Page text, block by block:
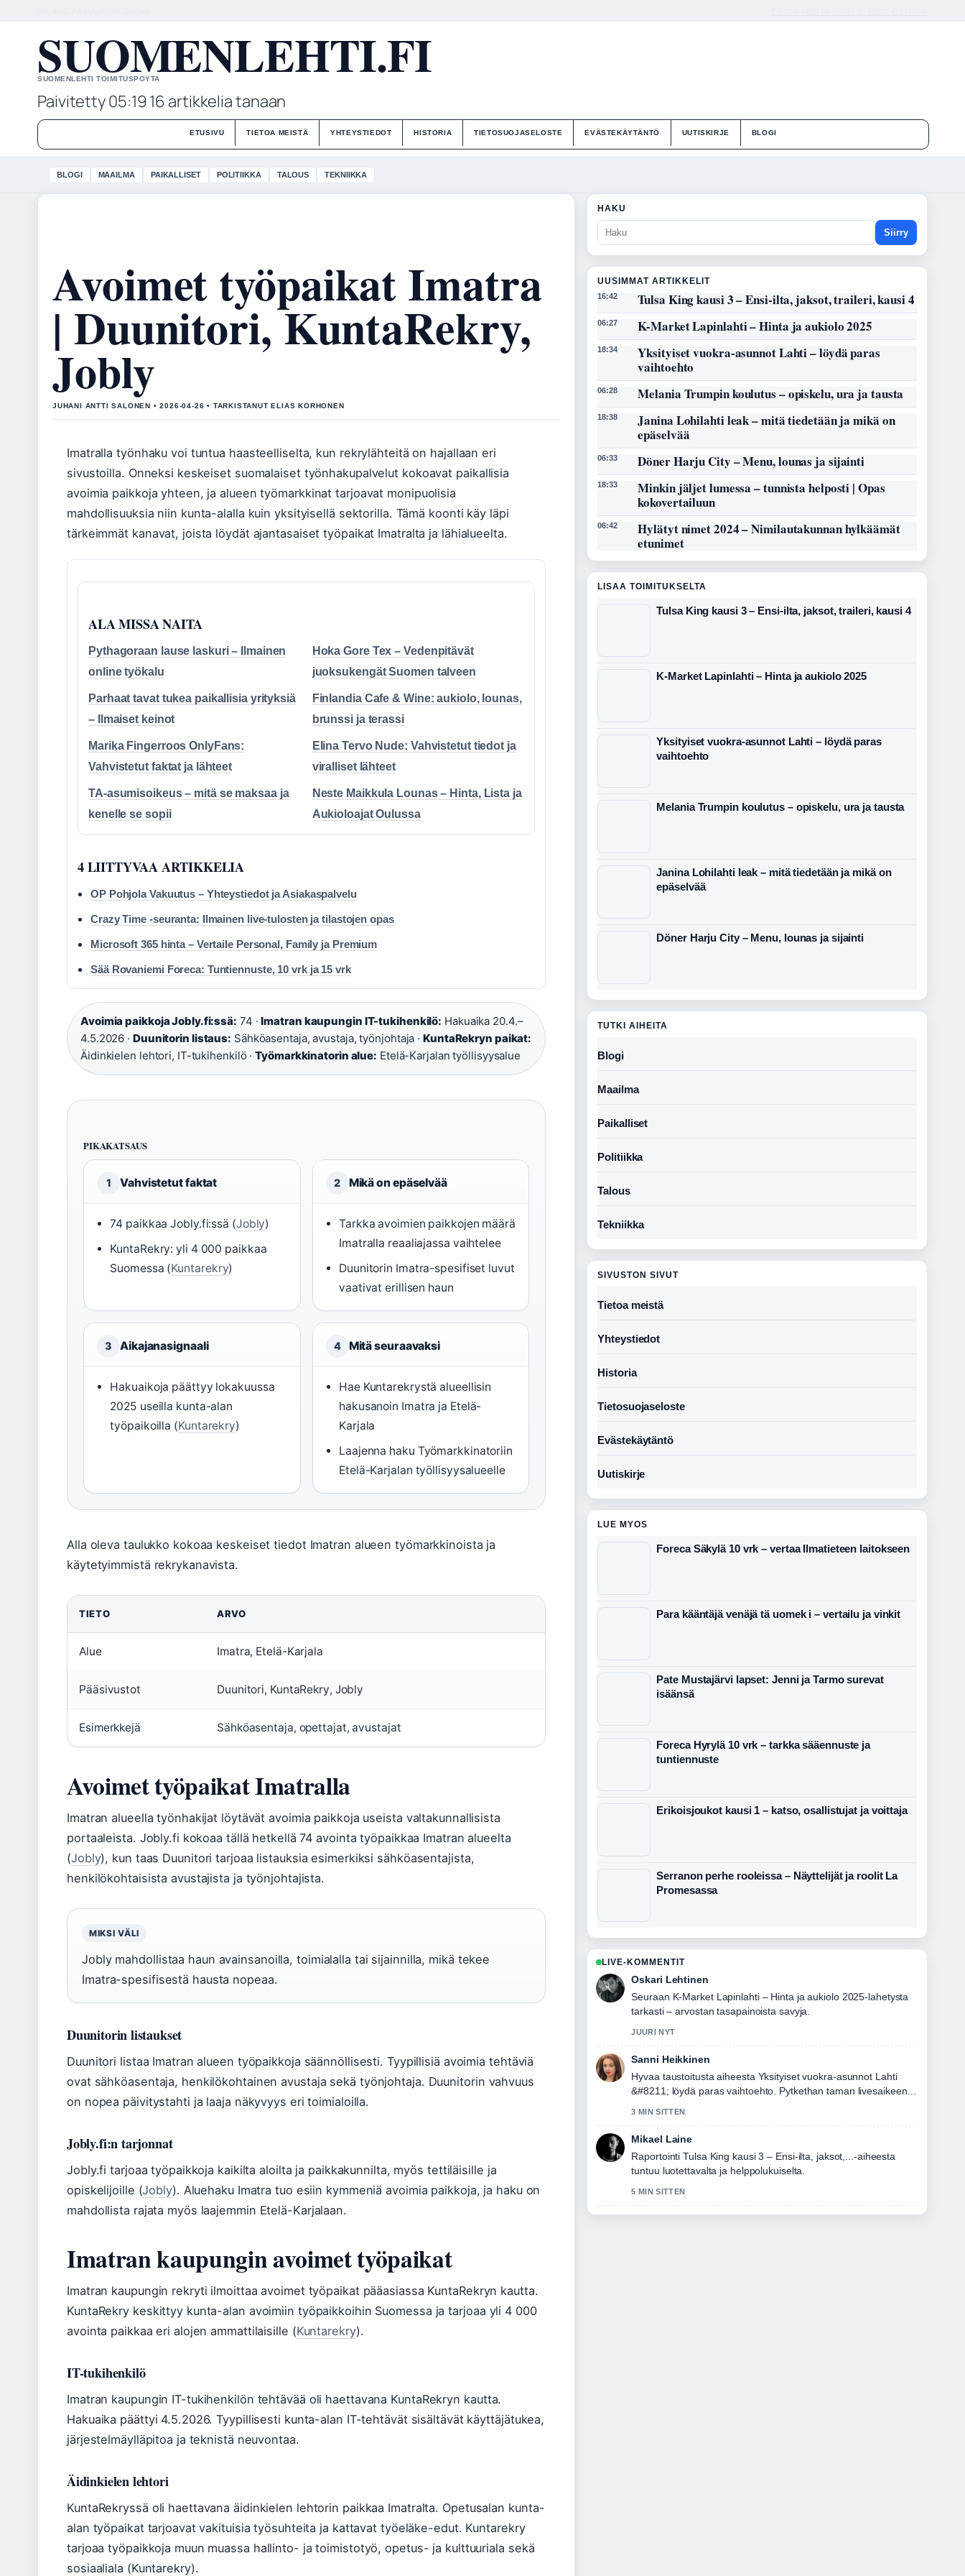
SUOMENLEHTI.FI
SUOMENLEHTI TOIMITUSPOYTA
Paivitetty 05:1916 artikkelia tanaan
ETUSIVU TIETOA MEISTÄ YHTEYSTIEDOT HISTORIA TIETOSUOJASELOSTE EVÄSTEKÄYTÄNTÖ UUTISKIRJE BLOGI
BLOGI MAAILMA PAIKALLISET POLITIIKKA TALOUS TEKNIIKKA
Avoimet työpaikat Imatra
| Duunitori, KuntaRekry,
Jobly
JUHANI ANTTI SALONEN • 2026-04-26 • TARKISTANUT ELIAS KORHONEN
Imatralla työnhaku voi tuntua haasteelliselta, kun rekrylähteitä on hajallaan eri
sivustoilla. Onneksi keskeiset suomalaiset työnhakupalvelut kokoavat paikallisia
avoimia paikkoja yhteen, ja alueen työmarkkinat tarjoavat monipuolisia
mahdollisuuksia niin kunta-alalla kuin yksityisellä sektorilla. Tämä koonti käy läpi
tärkeimmät kanavat, joista löydät ajantasaiset työpaikat Imatralta ja lähialueelta.
ALA MISSA NAITA
Pythagoraan lause laskuri – Ilmainen
online työkalu
Hoka Gore Tex – Vedenpitävät
juoksukengät Suomen talveen
Parhaat tavat tukea paikallisia yrityksiä
– Ilmaiset keinot
Finlandia Cafe & Wine: aukiolo, lounas,
brunssi ja terassi
Marika Fingerroos OnlyFans:
Vahvistetut faktat ja lähteet
Elina Tervo Nude: Vahvistetut tiedot ja
viralliset lähteet
TA-asumisoikeus – mitä se maksaa ja
kenelle se sopii
Neste Maikkula Lounas – Hinta, Lista ja
Aukioloajat Oulussa
4 LIITTYVAA ARTIKKELIA
OP Pohjola Vakuutus – Yhteystiedot ja Asiakaspalvelu
Crazy Time -seuranta: Ilmainen live-tulosten ja tilastojen opas
Microsoft 365 hinta – Vertaile Personal, Family ja Premium
Sää Rovaniemi Foreca: Tuntiennuste, 10 vrk ja 15 vrk
Avoimia paikkoja Jobly.fi:ssä: 74 ·Imatran kaupungin IT-tukihenkilö: Hakuaika 20.4.–
4.5.2026 · Duunitorin listaus: Sähköasentaja, avustaja, työnjohtaja ·KuntaRekryn paikat:
Äidinkielen lehtori, IT-tukihenkilö ·Työmarkkinatorin alue: Etelä-Karjalan työllisyysalue
PIKAKATSAUS
1 Vahvistetut faktat
74 paikkaa Jobly.fi:ssä (Jobly)
KuntaRekry: yli 4 000 paikkaa
Suomessa (Kuntarekry)
2 Mikä on epäselvää
Tarkka avoimien paikkojen määrä
Imatralla reaaliajassa vaihtelee
Duunitorin Imatra-spesifiset luvut
vaativat erillisen haun
3 Aikajanasignaali
Hakuaikoja päättyy lokakuussa
2025 useilla kunta-alan
työpaikoilla (Kuntarekry)
4 Mitä seuraavaksi
Hae Kuntarekrystä alueellisin
hakusanoin Imatra ja Etelä-
Karjala
Laajenna haku Työmarkkinatoriin
Etelä-Karjalan työllisyysalueelle
Alla oleva taulukko kokoaa keskeiset tiedot Imatran alueen työmarkkinoista ja
käytetyimmistä rekrykanavista.
TIETO ARVO
Alue Imatra, Etelä-Karjala
Pääsivustot Duunitori, KuntaRekry, Jobly
Esimerkkejä Sähköasentaja, opettajat, avustajat
Avoimet työpaikat Imatralla
Imatran alueella työnhakijat löytävät avoimia paikkoja useista valtakunnallisista
portaaleista. Jobly.fi kokoaa tällä hetkellä 74 avointa työpaikkaa Imatran alueelta
(Jobly), kun taas Duunitori tarjoaa listauksia esimerkiksi sähköasentajista,
henkilökohtaisista avustajista ja työnjohtajista.
MIKSI VÄLI
Jobly mahdollistaa haun avainsanoilla, toimialalla tai sijainnilla, mikä tekee
Imatra-spesifisestä hausta nopeaa.
Duunitorin listaukset
Duunitori listaa Imatran alueen työpaikkoja säännöllisesti. Tyypillisiä avoimia tehtäviä
ovat sähköasentaja, henkilökohtainen avustaja sekä työnjohtaja. Duunitorin vahvuus
on nopea päivitystahti ja laaja näkyvyys eri toimialoilla.
Jobly.fi:n tarjonnat
Jobly.fi tarjoaa työpaikkoja kaikilta aloilta ja paikkakunnilta, myös tettiläisille ja
opiskelijoille (Jobly). Aluehaku Imatra tuo esiin kymmeniä avoimia paikkoja, ja haku on
mahdollista rajata myös laajemmin Etelä-Karjalaan.
Imatran kaupungin avoimet työpaikat
Imatran kaupungin rekryti ilmoittaa avoimet työpaikat pääasiassa KuntaRekryn kautta.
KuntaRekry keskittyy kunta-alan avoimiin työpaikkoihin Suomessa ja tarjoaa yli 4 000
avointa paikkaa eri alojen ammattilaisille (Kuntarekry).
IT-tukihenkilö
Imatran kaupungin IT-tukihenkilön tehtävää oli haettavana KuntaRekryn kautta.
Hakuaika päättyi 4.5.2026. Tyypillisesti kunta-alan IT-tehtävät sisältävät käyttäjätukea,
järjestelmäylläpitoa ja teknistä neuvontaa.
Äidinkielen lehtori
KuntaRekryssä oli haettavana äidinkielen lehtorin paikkaa Imatralta. Opetusalan kunta-
alan työpaikat tarjoavat vakituisia työsuhteita ja kattavat työeläke-edut. Kuntarekry
tarjoaa työpaikkoja muun muassa hallinto- ja toimistotyö, opetus- ja kulttuuriala sekä
sosiaaliala (Kuntarekry).
HAKU
Siirry
UUSIMMAT ARTIKKELIT
16:42 Tulsa King kausi 3 – Ensi-ilta, jaksot, traileri, kausi 4
06:27 K-Market Lapinlahti – Hinta ja aukiolo 2025
18:34
Yksityiset vuokra-asunnot Lahti – löydä paras
vaihtoehto
06:28 Melania Trumpin koulutus – opiskelu, ura ja tausta
18:38
Janina Lohilahti leak – mitä tiedetään ja mikä on
epäselvää
06:33 Döner Harju City – Menu, lounas ja sijainti
18:33
Minkin jäljet lumessa – tunnista helposti | Opas
kokovertailuun
06:42
Hylätyt nimet 2024 – Nimilautakunnan hylkäämät
etunimet
LISAA TOIMITUKSELTA
Tulsa King kausi 3 – Ensi-ilta, jaksot, traileri, kausi 4
K-Market Lapinlahti – Hinta ja aukiolo 2025
Yksityiset vuokra-asunnot Lahti – löydä paras
vaihtoehto
Melania Trumpin koulutus – opiskelu, ura ja tausta
Janina Lohilahti leak – mitä tiedetään ja mikä on
epäselvää
Döner Harju City – Menu, lounas ja sijainti
TUTKI AIHEITA
Blogi
Maailma
Paikalliset
Politiikka
Talous
Tekniikka
SIVUSTON SIVUT
Tietoa meistä
Yhteystiedot
Historia
Tietosuojaseloste
Evästekäytäntö
Uutiskirje
LUE MYOS
Foreca Säkylä 10 vrk – vertaa Ilmatieteen laitokseen
Para kääntäjä venäjä tä uomek i – vertailu ja vinkit
Pate Mustajärvi lapset: Jenni ja Tarmo surevat
isäänsä
Foreca Hyrylä 10 vrk – tarkka sääennuste ja
tuntiennuste
Erikoisjoukot kausi 1 – katso, osallistujat ja voittaja
Serranon perhe rooleissa – Näyttelijät ja roolit La
Promesassa
LIVE-KOMMENTIT
Oskari Lehtinen
Seuraan K-Market Lapinlahti – Hinta ja aukiolo 2025-lahetysta
tarkasti – arvostan tasapainoista savyja.
JUURI NYT
Sanni Heikkinen
Hyvaa taustoitusta aiheesta Yksityiset vuokra-asunnot Lahti
&#8211; löydä paras vaihtoehto. Pytkethan taman livesaikeen
3 MIN SITTEN
Mikael Laine
Raportointi Tulsa King kausi 3 – Ensi-ilta, jaksot,...-aiheesta
tuntuu luotettavalta ja helppolukuiselta.
5 MIN SITTEN